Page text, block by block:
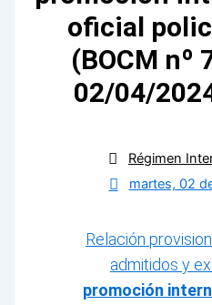
oficial
(BOCM nº
02/04/
Régimen
martes, 02
Relación
admitidos y
promoción